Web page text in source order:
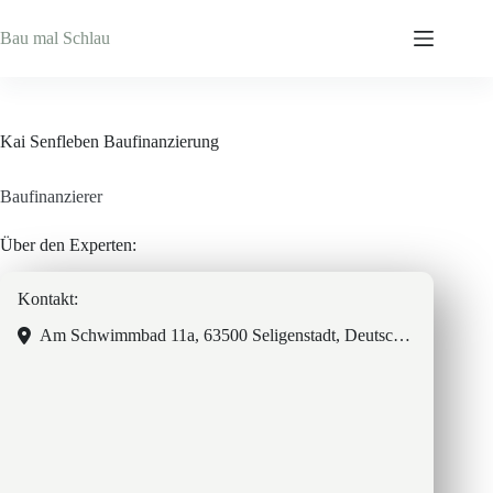
Inhalt
springen
Bau mal Schlau
Kai Senfleben Baufinanzierung
Baufinanzierer
Über den Experten:
Kontakt:
Am Schwimmbad 11a, 63500 Seligenstadt, Deutschland